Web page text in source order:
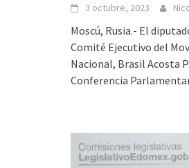
3 octubre, 2023
Moscú, Rusia.- El
Comité Ejecutivo del
Nacional, Brasil Acosta
Conferencia